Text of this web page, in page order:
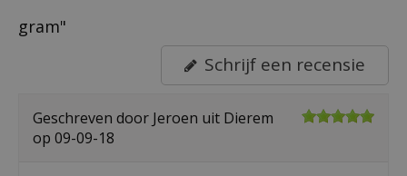
gram"
Schrijf een recensie
Geschreven door Jeroen uit Dierem
op 09-09-18